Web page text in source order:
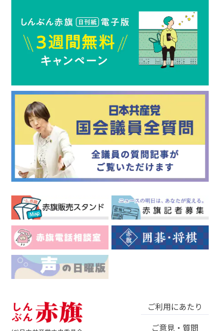
ご利用にあたり
ご意見・質問